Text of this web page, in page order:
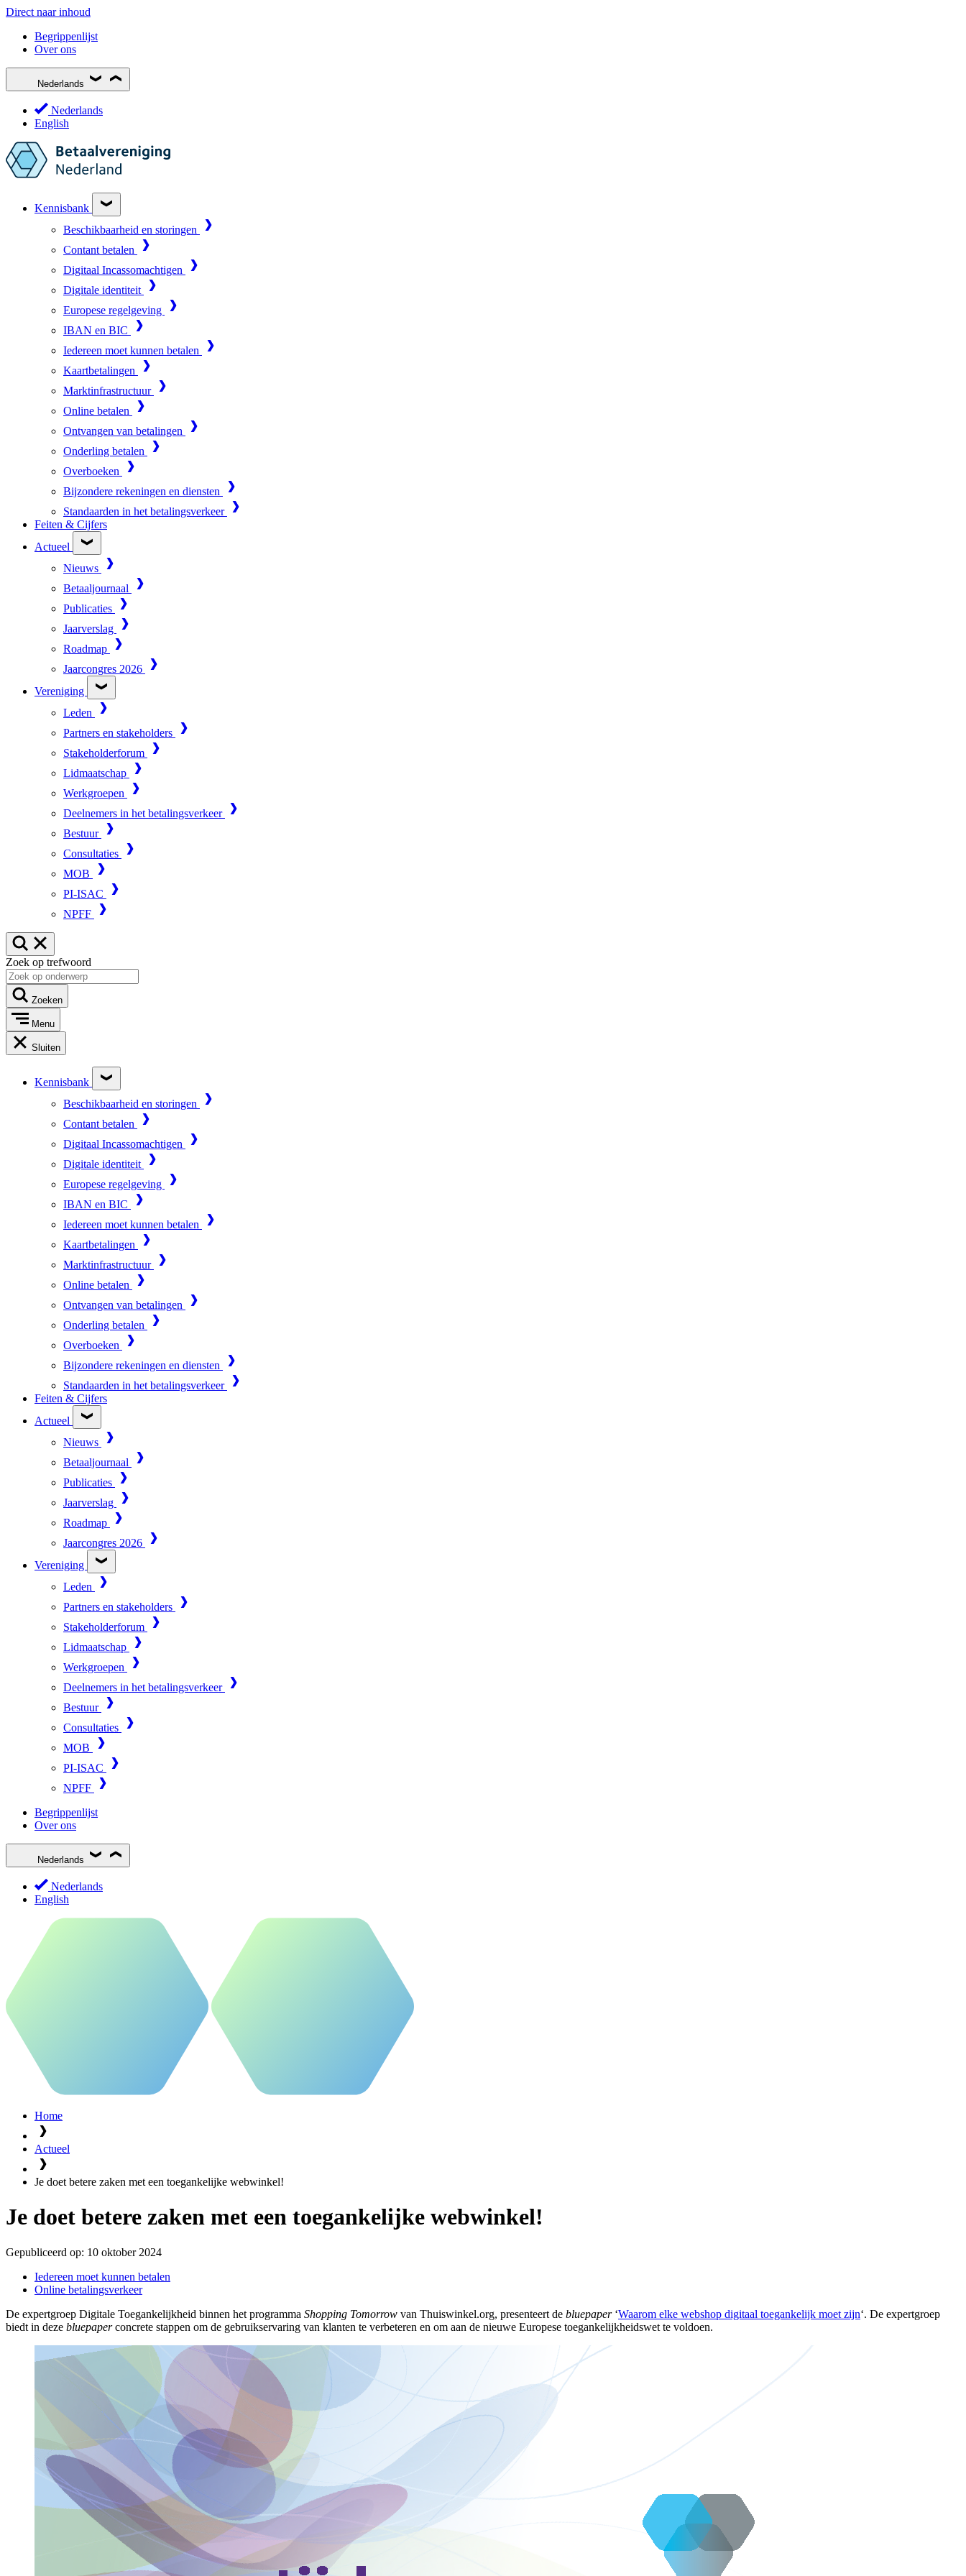
Direct naar inhoud
Begrippenlijst
Over ons
Nederlands
Nederlands
English
Kennisbank
Beschikbaarheid en storingen
Contant betalen
Digitaal Incassomachtigen
Digitale identiteit
Europese regelgeving
IBAN en BIC
Iedereen moet kunnen betalen
Kaartbetalingen
Marktinfrastructuur
Online betalen
Ontvangen van betalingen
Onderling betalen
Overboeken
Bijzondere rekeningen en diensten
Standaarden in het betalingsverkeer
Feiten & Cijfers
Actueel
Nieuws
Betaaljournaal
Publicaties
Jaarverslag
Roadmap
Jaarcongres 2026
Vereniging
Leden
Partners en stakeholders
Stakeholderforum
Lidmaatschap
Werkgroepen
Deelnemers in het betalingsverkeer
Bestuur
Consultaties
MOB
PI-ISAC
NPFF
Zoek op trefwoord
Zoeken
Menu
Sluiten
Kennisbank
Beschikbaarheid en storingen
Contant betalen
Digitaal Incassomachtigen
Digitale identiteit
Europese regelgeving
IBAN en BIC
Iedereen moet kunnen betalen
Kaartbetalingen
Marktinfrastructuur
Online betalen
Ontvangen van betalingen
Onderling betalen
Overboeken
Bijzondere rekeningen en diensten
Standaarden in het betalingsverkeer
Feiten & Cijfers
Actueel
Nieuws
Betaaljournaal
Publicaties
Jaarverslag
Roadmap
Jaarcongres 2026
Vereniging
Leden
Partners en stakeholders
Stakeholderforum
Lidmaatschap
Werkgroepen
Deelnemers in het betalingsverkeer
Bestuur
Consultaties
MOB
PI-ISAC
NPFF
Begrippenlijst
Over ons
Nederlands
Nederlands
English
Home
Actueel
Je doet betere zaken met een toegankelijke webwinkel!
Je doet betere zaken met een toegankelijke webwinkel!
Gepubliceerd op: 10 oktober 2024
Iedereen moet kunnen betalen
Online betalingsverkeer
De expertgroep Digitale Toegankelijkheid binnen het programma Shopping Tomorrow van Thuiswinkel.org, presenteert de bluepaper‘Waarom elke webshop digitaal toegankelijk moet zijn‘. De expertgroep
biedt in deze bluepaperconcrete stappen om de gebruikservaring van klanten te verbeteren en om aan de nieuwe Europese toegankelijkheidswet te voldoen.